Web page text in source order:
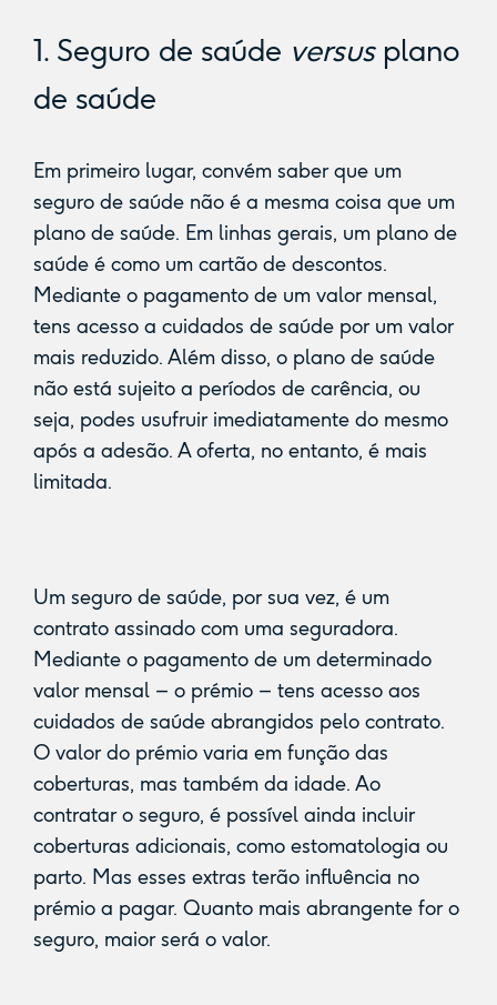
1. Seguro de saúde versus plano
de saúde
Em primeiro lugar, convém saber que um
seguro de saúde não é a mesma coisa que um
plano de saúde. Em linhas gerais, um plano de
saúde é como um cartão de descontos.
Mediante o pagamento de um valor mensal,
tens acesso a cuidados de saúde por um valor
mais reduzido. Além disso, o plano de saúde
não está sujeito a períodos de carência, ou
seja, podes usufruir imediatamente do mesmo
após a adesão. A oferta, no entanto, é mais
limitada.
Um seguro de saúde, por sua vez, é um
contrato assinado com uma seguradora.
Mediante o pagamento de um determinado
valor mensal – o prémio – tens acesso aos
cuidados de saúde abrangidos pelo contrato.
O valor do prémio varia em função das
coberturas, mas também da idade. Ao
contratar o seguro, é possível ainda incluir
coberturas adicionais, como estomatologia ou
parto. Mas esses extras terão influência no
prémio a pagar. Quanto mais abrangente for o
seguro, maior será o valor.